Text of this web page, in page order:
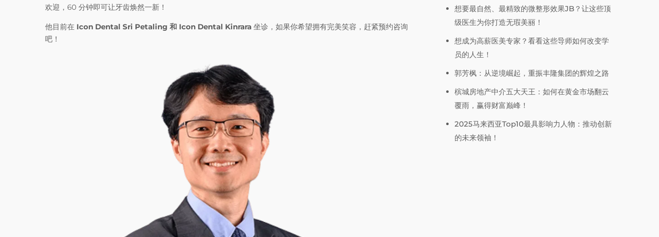
欢迎，60 分钟即可让牙齿焕然一新！
他目前在 Icon Dental Sri Petaling 和 Icon Dental Kinrara 坐诊，如果你希望拥有完美笑容，赶紧预约咨询
吧！
想要最自然、最精致的微整形效果JB？让这些顶
级医生为你打造无瑕美丽！
想成为高薪医美专家？看看这些导师如何改变学
员的人生！
郭芳枫：从逆境崛起，重振丰隆集团的辉煌之路
槟城房地产中介五大天王：如何在黄金市场翻云
覆雨，赢得财富巅峰！
2025马来西亚Top10最具影响力人物：推动创新
的未来领袖！